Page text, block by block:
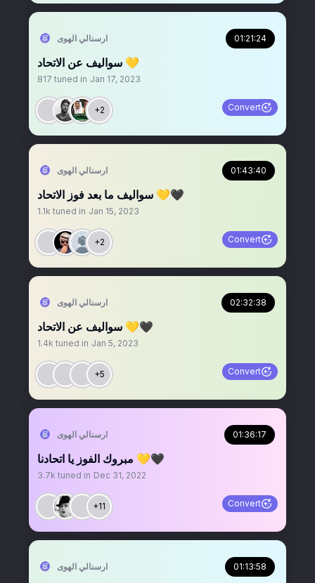
‏ارسنالي الهوى 01:21:24
سواليف عن الاتحاد 💛
817 tuned in Jan 17, 2023
+2 Convert
‏ارسنالي الهوى 01:43:40
سواليف ما بعد فوز الاتحاد 💛🖤
1.1k tuned in Jan 15, 2023
+2 Convert
‏ارسنالي الهوى 02:32:38
سواليف عن الاتحاد 💛🖤
1.4k tuned in Jan 5, 2023
+5 Convert
‏ارسنالي الهوى 01:36:17
مبروك الفوز يا اتحادنا 💛🖤
3.7k tuned in Dec 31, 2022
+11 Convert
‏ارسنالي الهوى 01:13:58